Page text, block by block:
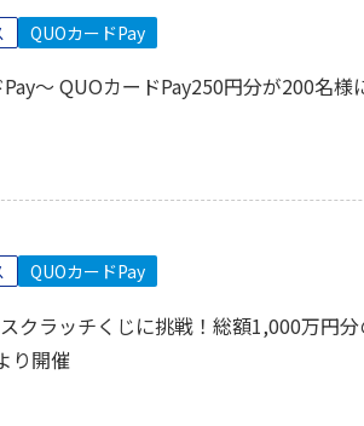
QUOカードPay
～ QUOカードPay250円分が200名
QUOカードPay
クラッチくじに挑戦！総額1,000万円
り開催